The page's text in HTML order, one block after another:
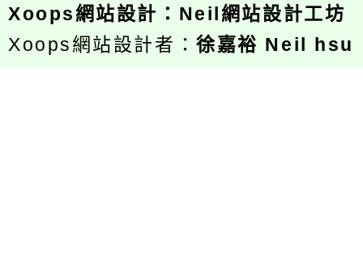
Xoops網站設計 ： Neil網站設計工坊
Xoops網站設計者：徐嘉裕 Neil hsu